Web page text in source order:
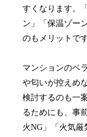
すくなります。
ン」「保温ゾー
のもメリットです
マンションのベ
や匂いが控えめ
検討するのも一
るためにも、事
火NG」「火気